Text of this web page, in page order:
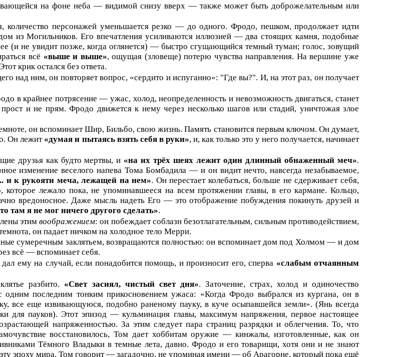
на фоне неба — видимой снизу вверх — также может быть доброжелательным или
количество персонажей уменьшается резко — до одного. Фродо, пешком, продолжает идти
из Могильников. Его впечатления усиливаются иллюзией — два стоящих камня, подобные
(и не увидит позже, когда оглянется) — быстро сгущающийся темный туман; голос, зовущий
всё «выше и выше», ощущая (зловеще) потерю чувства направления. На вершине уже
крик остался без ответа.
над ним, он повторяет вопрос, «сердито и испуганно»: "Где вы?". И, на этот раз, он получает
в крайнее потрясение — ужас, холод, неопределенность и невозможность двигаться, станет
и не прям. Фродо движется к нему через несколько шагов или стадий, уничтожая злое
он вспоминает Шир, Бильбо, свою жизнь. Память становится первым ключом. Он думает,
Он лежит «думая и пытаясь взять себя в руки», и, как только это у него получается, начинает
друзья как будто мертвы, и «на их трёх шеях лежит один длинный обнаженный меч».
изменение веселого напева Тома Бомбадила — и он видит нечто, навсегда незабываемое,
и к рукояти меча, лежащей на нем». Он перестает колебаться, больше не сдерживает себя,
лежало пока, не упоминавшееся на всем протяжении главы, в его кармане. Кольцо,
вредоносное. Даже мысль надеть Его — это отображение побуждения покинуть друзей и
там я не мог ничего другого сделать».
этимвоображением: он побеждает соблазн безотлагательным, сильным противодействием,
он падает ничком на холодное тело Мерри.
сумеречным заклятьем, возвращаются полностью: он вспоминает дом под Холмом — и дом
всё — вспоминает себя.
ему на случай, если понадобится помощь, и произносит его, сперва «слабым отчаянным
разбито. «Свет засиял, чистый свет дня». Заточение, страх, холод и одиночество
одним последним тонким прикосновением ужаса: «Когда Фродо выбрался из кургана, он в
все еще извивающуюся, подобно раненому пауку, в куче осыпавшейся земли». (Янь всегда
для пауков). Этот эпизод — кульминация главы, максимум напряжения, первое настоящее
напряженностью. За этим следует пара страниц разрядки и облегчения. То, что
восстановилось, Том дает хоббитам оружие — кинжалы, изготовленные, как он
Тёмного Владыки в темные лета, давно. Фродо и его товарищи, хотя они и не знают
эпоху мира. Том говорит — загадочно, не упоминая имени — об Арагорне, который пока ещё